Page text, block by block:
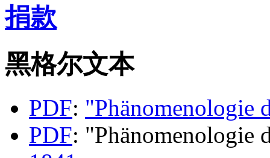
捐款
黑格尔文本
PDF: "Phänomenologie
PDF: "Phänomenologie